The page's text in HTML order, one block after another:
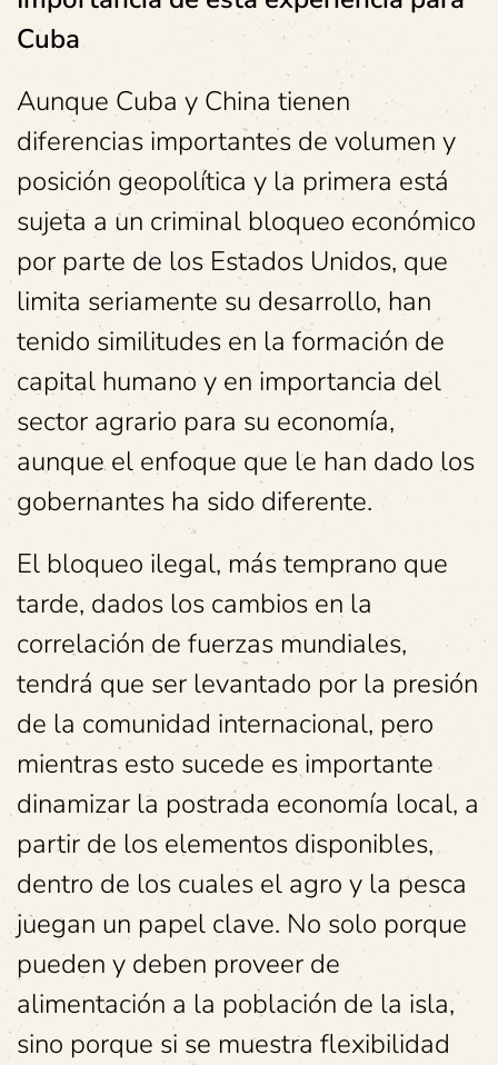
Cuba
Aunque Cuba y China tienen
diferencias importantes de volumen y
posición geopolítica y la primera está
sujeta a un criminal bloqueo económico
por parte de los Estados Unidos, que
limita seriamente su desarrollo, han
tenido similitudes en la formación de
capital humano y en importancia del
sector agrario para su economía,
aunque el enfoque que le han dado los
gobernantes ha sido diferente.
El bloqueo ilegal, más temprano que
tarde, dados los cambios en la
correlación de fuerzas mundiales,
tendrá que ser levantado por la presión
de la comunidad internacional, pero
mientras esto sucede es importante
dinamizar la postrada economía local, a
partir de los elementos disponibles,
dentro de los cuales el agro y la pesca
juegan un papel clave. No solo porque
pueden y deben proveer de
alimentación a la población de la isla,
sino porque si se muestra flexibilidad